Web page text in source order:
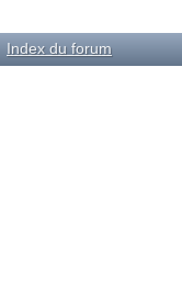
Index du forum